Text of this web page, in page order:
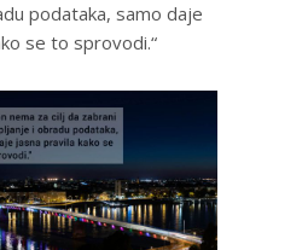
podataka, samo daje
se to sprovodi.“